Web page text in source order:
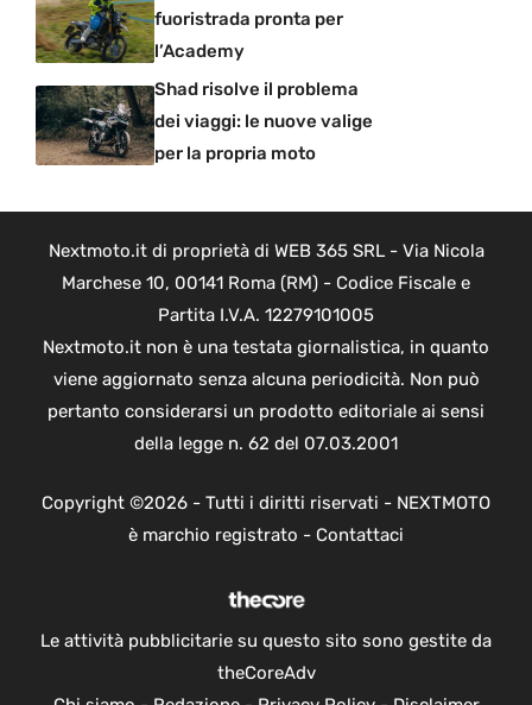
fuoristrada pronta per
l’Academy
Shad risolve il problema
dei viaggi: le nuove valige
per la propria moto
Nextmoto.it di proprietà di WEB 365 SRL - Via Nicola
Marchese 10, 00141 Roma (RM) - Codice Fiscale e
Partita I.V.A. 12279101005
Nextmoto.it non è una testata giornalistica, in quanto
viene aggiornato senza alcuna periodicità. Non può
pertanto considerarsi un prodotto editoriale ai sensi
della legge n. 62 del 07.03.2001
Copyright ©2026 - Tutti i diritti riservati - NEXTMOTO
è marchio registrato - Contattaci
Le attività pubblicitarie su questo sito sono gestite da
theCoreAdv